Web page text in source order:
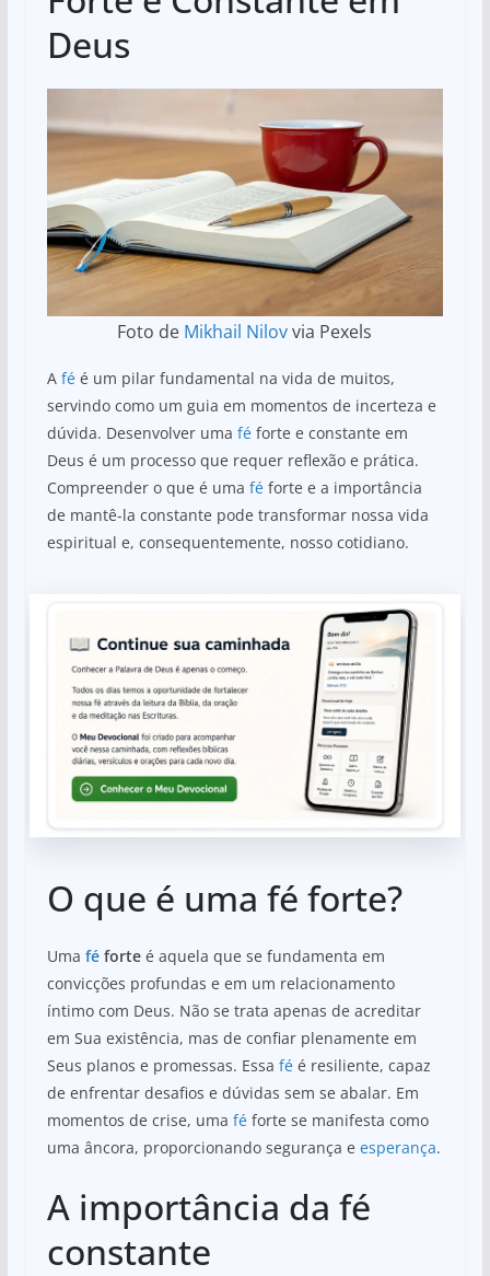
Deus
Foto de Mikhail Nilovvia Pexels
A féé um pilar fundamental na vida de muitos,
servindo como um guia em momentos de incerteza e
dúvida. Desenvolver uma féforte e constante em
Deus é um processo que requer reflexão e prática.
Compreender o que é uma féforte e a importância
de mantê-la constante pode transformar nossa vida
espiritual e, consequentemente, nosso cotidiano.
O que é uma fé forte?
Uma féforteé aquela que se fundamenta em
convicções profundas e em um relacionamento
íntimo com Deus. Não se trata apenas de acreditar
em Sua existência, mas de confiar plenamente em
Seus planos e promessas. Essa féé resiliente, capaz
de enfrentar desafios e dúvidas sem se abalar. Em
momentos de crise, uma féforte se manifesta como
uma âncora, proporcionando segurança e esperança.
A importância da fé
constante